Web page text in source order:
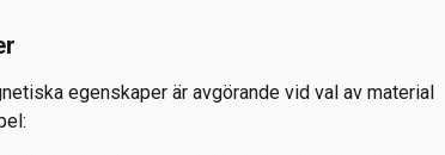
egenskaper är avgörande vid val av material